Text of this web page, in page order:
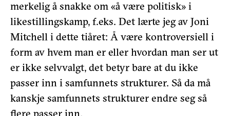
merkelig å snakke om «å være politisk» i
likestillingskamp, f.eks. Det lærte jeg av Joni
Mitchell i dette tiåret: Å være kontroversiell i
form av hvem man er eller hvordan man ser ut
er ikke selvvalgt, det betyr bare at du ikke
passer inn i samfunnets strukturer. Så da må
kanskje samfunnets strukturer endre seg så
flere passer inn.